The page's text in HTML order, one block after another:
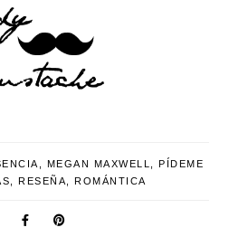
MEGAN MAXWELL ,PÍDEME
,RESEÑA ,ROMÁNTICA